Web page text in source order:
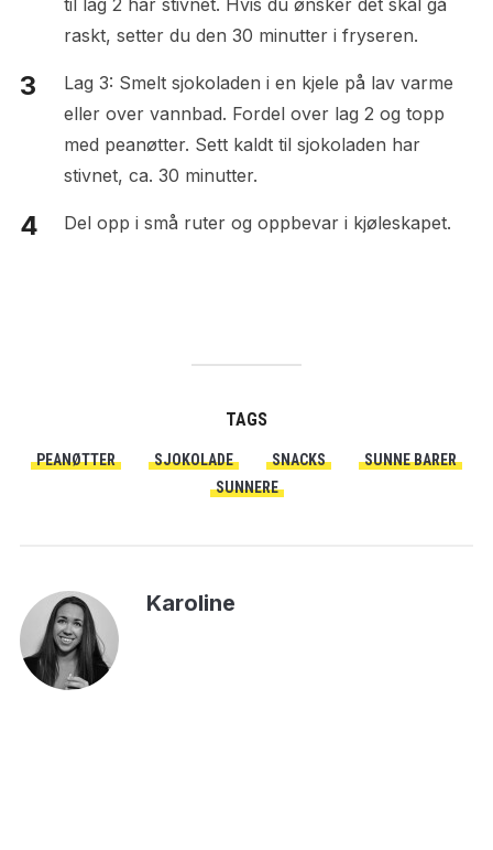
raskt, setter du den 30 minutter i fryseren.
Lag 3: Smelt sjokoladen i en kjele på lav varme
eller over vannbad. Fordel over lag 2 og topp
med peanøtter. Sett kaldt til sjokoladen har
stivnet, ca. 30 minutter.
Del opp i små ruter og oppbevar i kjøleskapet.
TAGS
PEANØTTER SJOKOLADE SNACKS
SUNNE BARER
SUNNERE
Karoline